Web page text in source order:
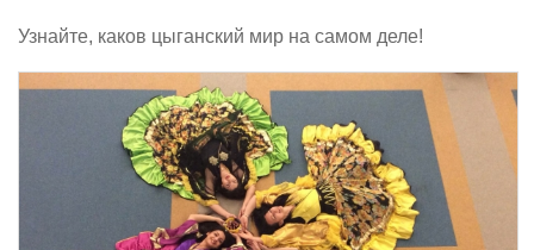
Узнайте, каков цыганский мир на самом деле!